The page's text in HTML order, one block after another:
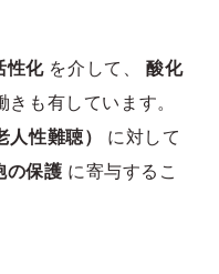
性化を介して、 酸化
きも有しています。
性難聴）
に対して
の保護 に寄与するこ